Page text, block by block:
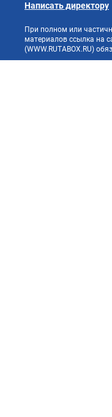
Написать директору
При полном или
материалов ссылка на
(WWW.RUTABOX.RU)